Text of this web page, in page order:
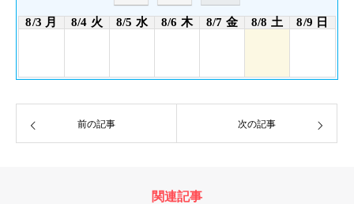
8/3 月 8/4 火 8/5 水 8/6 木 8/7 金 8/8 土 8/9 日
前の記事 次の記事
関連記事